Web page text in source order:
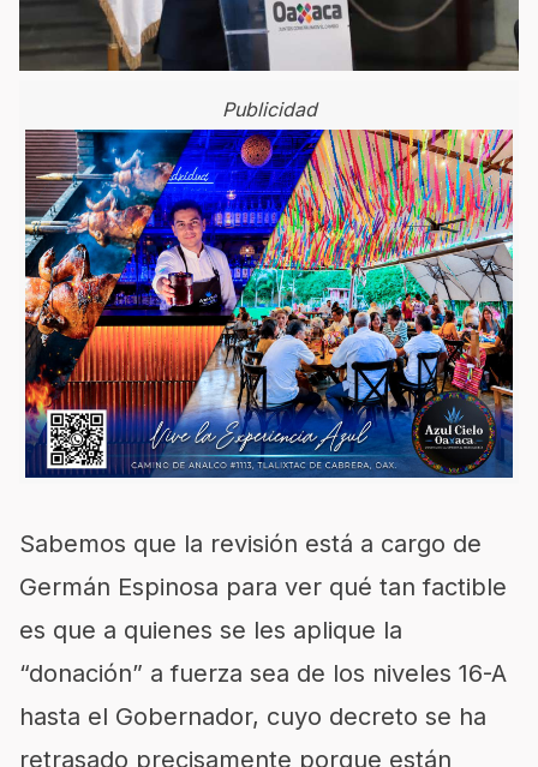
Publicidad
Sabemos que la revisión está a cargo de
Germán Espinosa para ver qué tan factible
es que a quienes se les aplique la
“donación” a fuerza sea de los niveles 16-A
hasta el Gobernador, cuyo decreto se ha
retrasado precisamente porque están